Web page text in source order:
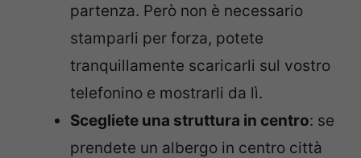
partenza. Però non è necessario
stamparli per forza, potete
tranquillamente scaricarli sul vostro
telefonino e mostrarli da lì.
Scegliete una struttura in centro: se
prendete un albergo in centro città